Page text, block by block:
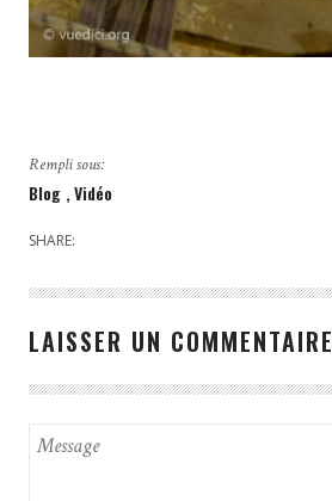
Rempli sous:
Blog Vidéo
SHARE:
LAISSER UN COMMENTAIRE